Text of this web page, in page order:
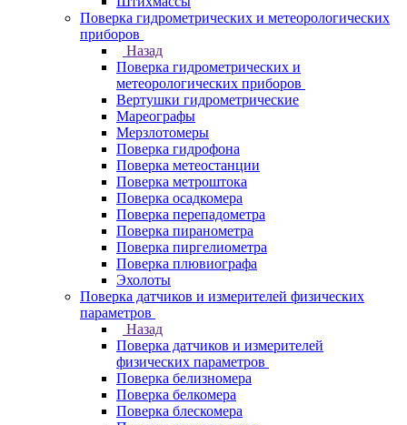
Поверка гидрометрических и метеорологических
приборов
Назад
Поверка гидрометрических и
метеорологических приборов
Вертушки гидрометрические
Мареографы
Мерзлотомеры
Поверка гидрофона
Поверка метеостанции
Поверка метроштока
Поверка осадкомера
Поверка перепадометра
Поверка пиранометра
Поверка пиргелиометра
Поверка плювиографа
Эхолоты
Поверка датчиков и измерителей физических
параметров
Назад
Поверка датчиков и измерителей
физических параметров
Поверка белизномера
Поверка белкомера
Поверка блескомера